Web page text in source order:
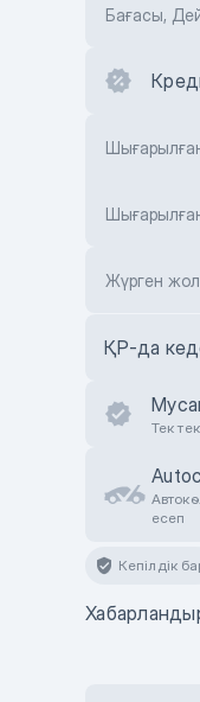
Бағасы,
Жүрген
ҚР-да
Тек
есеп
Кепілдік